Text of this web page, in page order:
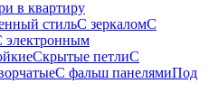
в квартиру
стильС зеркаломС
электронным
Скрытые петлиС
С фальш панелямиПод